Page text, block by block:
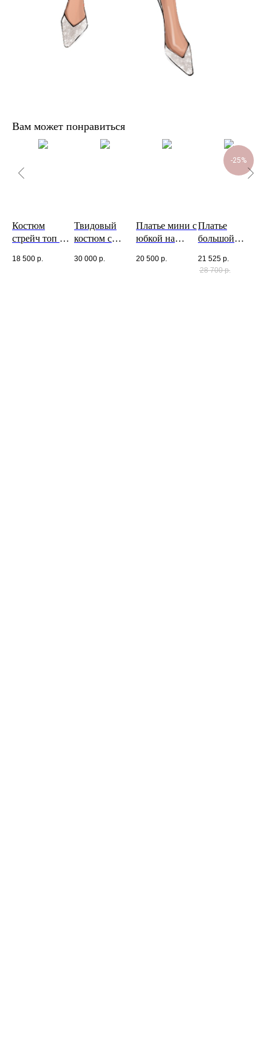
Вам может понравиться
Костюм
стрейч топ на
воланами
18 500 р.
Твидовый
костюм с
30 000 р.
Платье мини с
юбкой на
20 500 р.
-25%
Платье
большой
одну руку
21 525 р.
28 700 р.